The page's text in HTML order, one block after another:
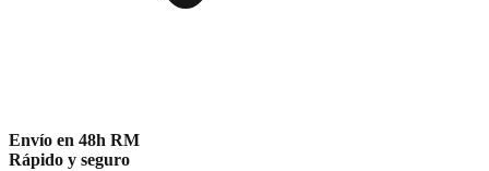
Envío en 48h RM
Rápido y seguro